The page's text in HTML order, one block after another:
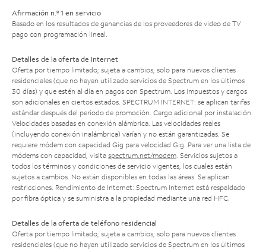
Afirmación n.º 1 en servicio
Basado en los resultados de ganancias de los proveedores de video de TV
pago con programación lineal.
Detalles de la oferta de Internet
Oferta por tiempo limitado; sujeta a cambios; solo para nuevos clientes
residenciales (que no hayan utilizado servicios de Spectrum en los últimos
30 días) y que estén al día en pagos con Spectrum. Los impuestos y cargos
son adicionales en ciertos estados. SPECTRUM INTERNET: se aplican tarifas
estándar después del período de promoción. Cargo adicional por instalación.
Velocidades basadas en conexión alámbrica. Las velocidades reales
(incluyendo conexión inalámbrica) varían y no están garantizadas. Se
requiere módem con capacidad Gig para velocidad Gig. Para ver una lista de
módems con capacidad, visita spectrum.net/modem. Servicios sujetos a
todos los términos y condiciones de servicio vigentes, los cuales están
sujetos a cambios. No están disponibles en todas las áreas. Se aplican
restricciones. Rendimiento de Internet: Spectrum Internet está respaldado
por fibra óptica y se suministra a la propiedad mediante una red HFC.
Detalles de la oferta de teléfono residencial
Oferta por tiempo limitado; sujeta a cambios; solo para nuevos clientes
residenciales (que no hayan utilizado servicios de Spectrum en los últimos